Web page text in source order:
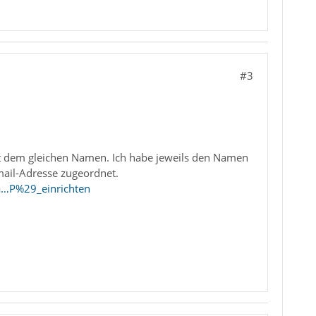
#3
gleichen Namen. Ich habe jeweils den Namen
Adresse zugeordnet.